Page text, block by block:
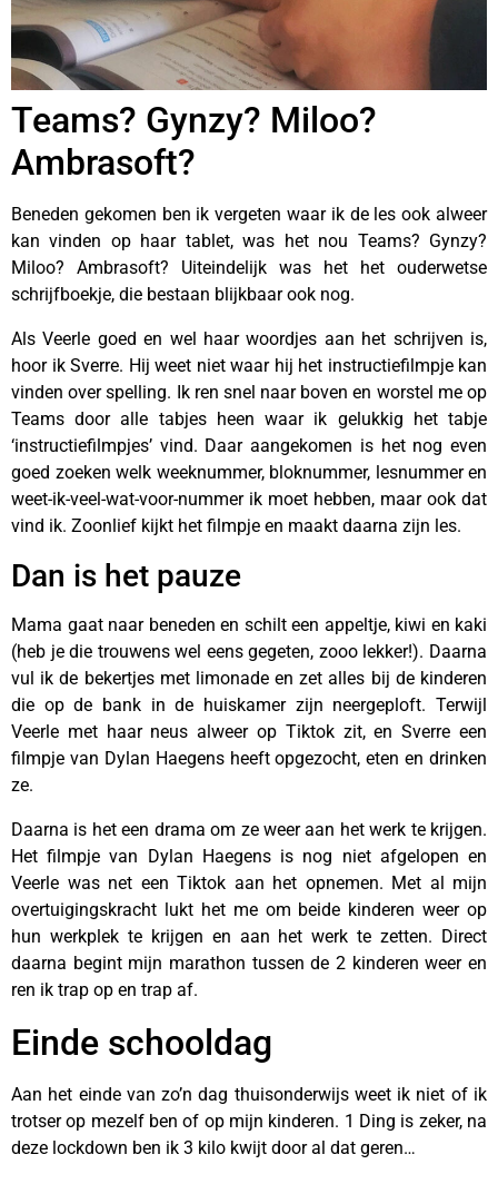
Teams? Gynzy? Miloo?
Ambrasoft?
Beneden gekomen ben ik vergeten waar ik de les ook alweer
kan vinden op haar tablet, was het nou Teams? Gynzy?
Miloo? Ambrasoft? Uiteindelijk was het het ouderwetse
schrijfboekje, die bestaan blijkbaar ook nog.
Als Veerle goed en wel haar woordjes aan het schrijven is,
hoor ik Sverre. Hij weet niet waar hij het instructiefilmpje kan
vinden over spelling. Ik ren snel naar boven en worstel me op
Teams door alle tabjes heen waar ik gelukkig het tabje
‘instructiefilmpjes’ vind. Daar aangekomen is het nog even
goed zoeken welk weeknummer, bloknummer, lesnummer en
weet-ik-veel-wat-voor-nummer ik moet hebben, maar ook dat
vind ik. Zoonlief kijkt het filmpje en maakt daarna zijn les.
Dan is het pauze
Mama gaat naar beneden en schilt een appeltje, kiwi en kaki
(heb je die trouwens wel eens gegeten, zooo lekker!). Daarna
vul ik de bekertjes met limonade en zet alles bij de kinderen
die op de bank in de huiskamer zijn neergeploft. Terwijl
Veerle met haar neus alweer op Tiktok zit, en Sverre een
filmpje van Dylan Haegens heeft opgezocht, eten en drinken
ze.
Daarna is het een drama om ze weer aan het werk te krijgen.
Het filmpje van Dylan Haegens is nog niet afgelopen en
Veerle was net een Tiktok aan het opnemen. Met al mijn
overtuigingskracht lukt het me om beide kinderen weer op
hun werkplek te krijgen en aan het werk te zetten. Direct
daarna begint mijn marathon tussen de 2 kinderen weer en
ren ik trap op en trap af.
Einde schooldag
Aan het einde van zo’n dag thuisonderwijs weet ik niet of ik
trotser op mezelf ben of op mijn kinderen. 1 Ding is zeker, na
deze lockdown ben ik 3 kilo kwijt door al dat geren…